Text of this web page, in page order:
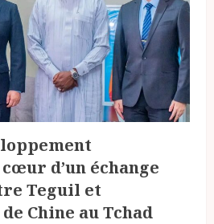
d’un échange
Teguil et
Chine au Tchad